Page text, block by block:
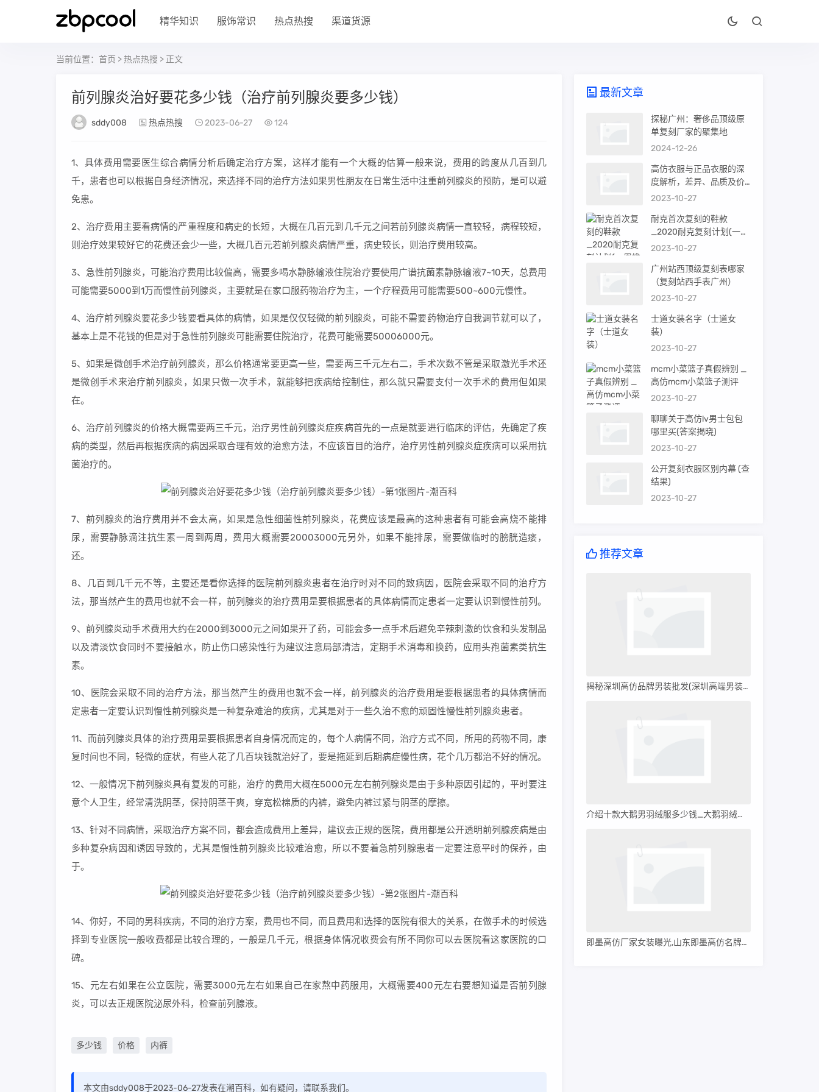
精华知识 服饰常识 热点热搜 渠道货源
当前位置： 首页 >热点热搜 > 正文
前列腺炎治好要花多少钱（治疗前列腺炎要多少钱）
sddy008 热点热搜 2023-06-27 124
1、具体费用需要医生综合病情分析后确定治疗方案，这样才能有一个大概的估算一般来说，费用的跨度从几百到几
千，患者也可以根据自身经济情况，来选择不同的治疗方法如果男性朋友在日常生活中注重前列腺炎的预防，是可以避
免患。
2、治疗费用主要看病情的严重程度和病史的长短，大概在几百元到几千元之间若前列腺炎病情一直较轻，病程较短，
则治疗效果较好它的花费还会少一些，大概几百元若前列腺炎病情严重，病史较长，则治疗费用较高。
3、急性前列腺炎，可能治疗费用比较偏高，需要多喝水静脉输液住院治疗要使用广谱抗菌素静脉输液7~10天，总费用
可能需要5000到1万而慢性前列腺炎，主要就是在家口服药物治疗为主，一个疗程费用可能需要500~600元慢性。
4、治疗前列腺炎要花多少钱要看具体的病情，如果是仅仅轻微的前列腺炎，可能不需要药物治疗自我调节就可以了，
基本上是不花钱的但是对于急性前列腺炎可能需要住院治疗，花费可能需要50006000元。
5、如果是微创手术治疗前列腺炎，那么价格通常要更高一些，需要两三千元左右二，手术次数不管是采取激光手术还
是微创手术来治疗前列腺炎，如果只做一次手术，就能够把疾病给控制住，那么就只需要支付一次手术的费用但如果
在。
6、治疗前列腺炎的价格大概需要两三千元，治疗男性前列腺炎症疾病首先的一点是就要进行临床的评估，先确定了疾
病的类型，然后再根据疾病的病因采取合理有效的治愈方法，不应该盲目的治疗，治疗男性前列腺炎症疾病可以采用抗
菌治疗的。
7、前列腺炎的治疗费用并不会太高，如果是急性细菌性前列腺炎，花费应该是最高的这种患者有可能会高烧不能排
尿，需要静脉滴注抗生素一周到两周，费用大概需要20003000元另外，如果不能排尿，需要做临时的膀胱造瘘，
还。
8、几百到几千元不等，主要还是看你选择的医院前列腺炎患者在治疗时对不同的致病因，医院会采取不同的治疗方
法，那当然产生的费用也就不会一样，前列腺炎的治疗费用是要根据患者的具体病情而定患者一定要认识到慢性前列。
9、前列腺炎动手术费用大约在2000到3000元之间如果开了药，可能会多一点手术后避免辛辣刺激的饮食和头发制品
以及清淡饮食同时不要接触水，防止伤口感染性行为建议注意局部清洁，定期手术消毒和换药，应用头孢菌素类抗生
素。
10、医院会采取不同的治疗方法，那当然产生的费用也就不会一样，前列腺炎的治疗费用是要根据患者的具体病情而
定患者一定要认识到慢性前列腺炎是一种复杂难治的疾病，尤其是对于一些久治不愈的顽固性慢性前列腺炎患者。
11、而前列腺炎具体的治疗费用是要根据患者自身情况而定的，每个人病情不同，治疗方式不同，所用的药物不同，康
复时间也不同，轻微的症状，有些人花了几百块钱就治好了，要是拖延到后期病症慢性病，花个几万都治不好的情况。
12、一般情况下前列腺炎具有复发的可能，治疗的费用大概在5000元左右前列腺炎是由于多种原因引起的，平时要注
意个人卫生，经常清洗阴茎，保持阴茎干爽，穿宽松棉质的内裤，避免内裤过紧与阴茎的摩擦。
13、针对不同病情，采取治疗方案不同，都会造成费用上差异，建议去正规的医院，费用都是公开透明前列腺疾病是由
多种复杂病因和诱因导致的，尤其是慢性前列腺炎比较难治愈，所以不要着急前列腺患者一定要注意平时的保养，由
于。
14、你好，不同的男科疾病，不同的治疗方案，费用也不同，而且费用和选择的医院有很大的关系，在做手术的时候选
择到专业医院一般收费都是比较合理的，一般是几千元，根据身体情况收费会有所不同你可以去医院看这家医院的口
碑。
15、元左右如果在公立医院，需要3000元左右如果自己在家熬中药服用，大概需要400元左右要想知道是否前列腺
炎，可以去正规医院泌尿外科，检查前列腺液。
多少钱 价格 内裤
本文由sddy008于2023-06-27发表在潮百科，如有疑问，请联系我们。
最新文章
探秘广州：奢侈品顶级原
单复刻厂家的聚集地
2024-12-26
高仿衣服与正品衣服的深
度解析，差异、品质及价
值
2023-10-27
耐克首次复刻的鞋款
_2020耐克复刻计划(一周
推荐)
2023-10-27
广州站西顶级复刻表哪家
（复刻站西手表广州）
2023-10-27
士道女装名字（士道女
装）
2023-10-27
mcm小菜篮子真假辨别 _
高仿mcm小菜篮子测评
2023-10-27
聊聊关于高仿lv男士包包
哪里买(答案揭晓)
2023-10-27
公开复刻衣服区别内幕 (查
结果)
2023-10-27
推荐文章
揭秘深圳高仿品牌男装批发(深圳高端男装批发)
介绍十款大鹅男羽绒服多少钱_大鹅羽绒服多少钱?
即墨高仿厂家女装曝光,山东即墨高仿名牌服装